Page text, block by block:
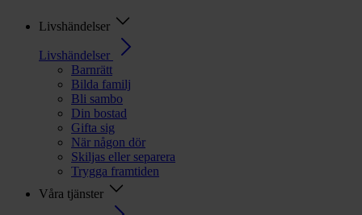
Livshändelser
Livshändelser
Barnrätt
Bilda familj
Bli sambo
Din bostad
Gifta sig
När någon dör
Skiljas eller separera
Trygga framtiden
Våra tjänster